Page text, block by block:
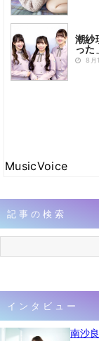
潮紗
った
8月
MusicVoice
記事の検索
インタビュー
南沙